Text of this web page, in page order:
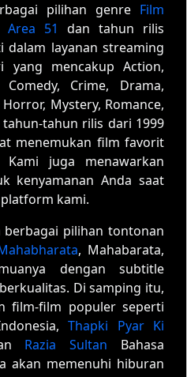
pilihan genre Film
Area 51
dan tahun rilis
layanan streaming
yang mencakup Action,
Crime, Drama,
Mystery, Romance,
tahun-tahun rilis dari 1999
menemukan film favorit
juga menawarkan
kenyamanan Anda saat
kami.
berbagai pilihan tontonan
, Mahabarata,
dengan subtitle
Di samping itu,
film-film populer seperti
Thapki Pyar Ki
Razia Sultan Bahasa
akan memenuhi hiburan